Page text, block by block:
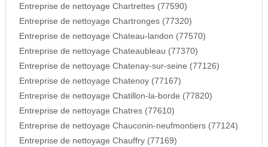
Entreprise de nettoyage Chartrettes (77590)
Entreprise de nettoyage Chartronges (77320)
Entreprise de nettoyage Chateau-landon (77570)
Entreprise de nettoyage Chateaubleau (77370)
Entreprise de nettoyage Chatenay-sur-seine (77126)
Entreprise de nettoyage Chatenoy (77167)
Entreprise de nettoyage Chatillon-la-borde (77820)
Entreprise de nettoyage Chatres (77610)
Entreprise de nettoyage Chauconin-neufmontiers (77124)
Entreprise de nettoyage Chauffry (77169)